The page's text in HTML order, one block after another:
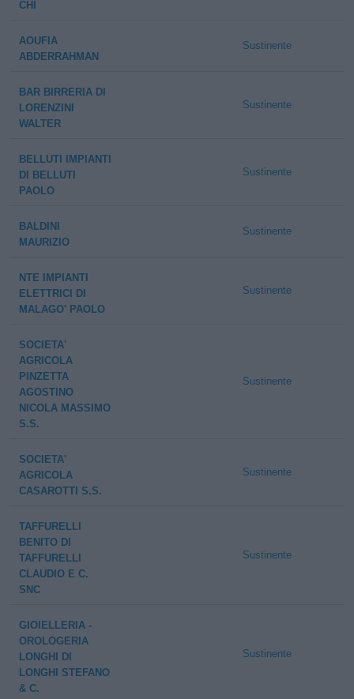
CHI
AOUFIA
ABDERRAHMAN
Sustinente
BAR BIRRERIA DI
LORENZINI
WALTER
Sustinente
BELLUTI IMPIANTI
DI BELLUTI
PAOLO
Sustinente
BALDINI
MAURIZIO
Sustinente
NTE IMPIANTI
ELETTRICI DI
MALAGO' PAOLO
Sustinente
SOCIETA'
AGRICOLA
PINZETTA
AGOSTINO
NICOLA MASSIMO
S.S.
Sustinente
SOCIETA'
AGRICOLA
CASAROTTI S.S.
Sustinente
TAFFURELLI
BENITO DI
TAFFURELLI
CLAUDIO E C.
SNC
Sustinente
GIOIELLERIA -
OROLOGERIA
LONGHI DI
LONGHI STEFANO
& C.
Sustinente